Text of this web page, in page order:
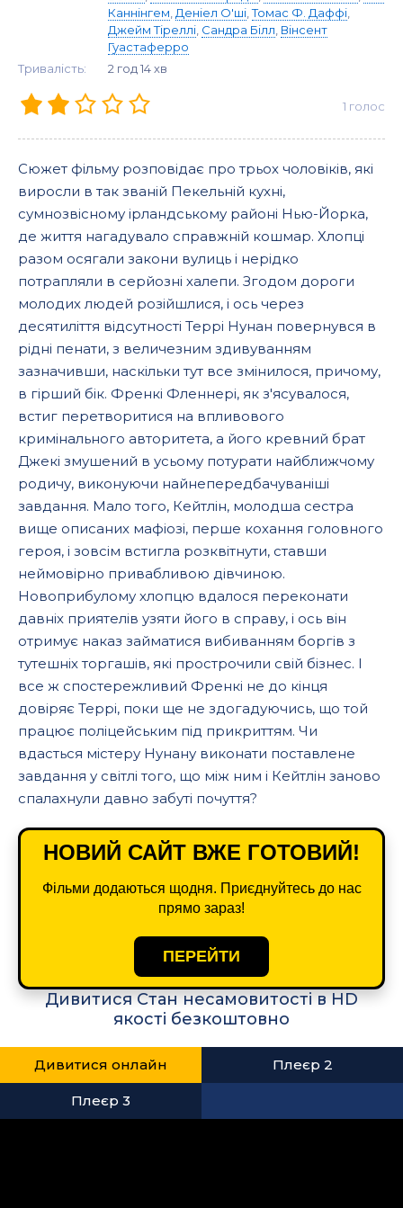
Каннінгем Деніел О'ші ,Томас Ф. Даффі
Джейм Тіреллі Сандра Білл Вінсент
Гуастаферро
Тривалість:
2 год 14 хв
1 голос
Сюжет фільму розповідає про трьох чоловіків, які
виросли в так званій Пекельній кухні,
сумнозвісному ірландському районі Нью-Йорка,
де життя нагадувало справжній кошмар. Хлопці
разом осягали закони вулиць і нерідко
потрапляли в серйозні халепи. Згодом дороги
молодих людей розійшлися, і ось через
десятиліття відсутності Террі Нунан повернувся в
рідні пенати, з величезним здивуванням
зазначивши, наскільки тут все змінилося, причому,
в гірший бік. Френкі Фленнері, як з'ясувалося,
встиг перетворитися на впливового
кримінального авторитета, а його кревний брат
Джекі змушений в усьому потурати найближчому
родичу, виконуючи найнепередбачуваніші
завдання. Мало того, Кейтлін, молодша сестра
вище описаних мафіозі, перше кохання головного
героя, і зовсім встигла розквітнути, ставши
неймовірно привабливою дівчиною.
Новоприбулому хлопцю вдалося переконати
давніх приятелів узяти його в справу, і ось він
отримує наказ займатися вибиванням боргів з
тутешніх торгашів, які прострочили свій бізнес. І
все ж спостережливий Френкі не до кінця
довіряє Террі, поки ще не здогадуючись, що той
працює поліцейським під прикриттям. Чи
вдасться містеру Нунану виконати поставлене
завдання у світлі того, що між ним і Кейтлін заново
спалахнули давно забуті почуття?
НОВИЙ САЙТ ВЖЕ ГОТОВИЙ!
Фільми додаються щодня. Приєднуйтесь до нас
прямо зараз!
ПЕРЕЙТИ
Дивитися Стан несамовитості в HD
якості безкоштовно
Дивитися онлайн Плеєр 2
Плеєр 3